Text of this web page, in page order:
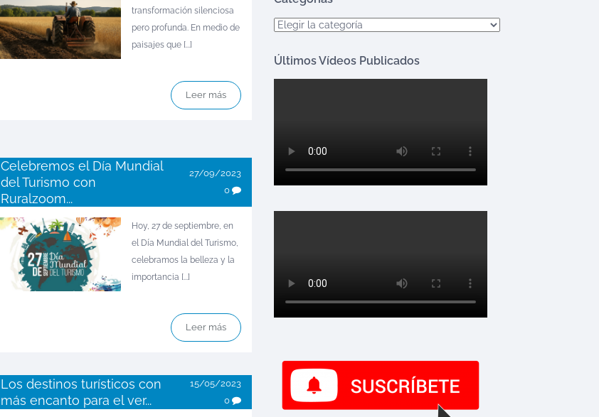
transformación silenciosa
pero profunda. En medio de
paisajes que [...]
Leer más
Celebremos el Día Mundial
del Turismo con
Ruralzoom...
27/09/2023
0
Hoy, 27 de septiembre, en
el Día Mundial del Turismo,
celebramos la belleza y la
importancia [...]
Leer más
Los destinos turísticos con
más encanto para el ver...
15/05/2023
0
Categorías
Últimos Vídeos Publicados